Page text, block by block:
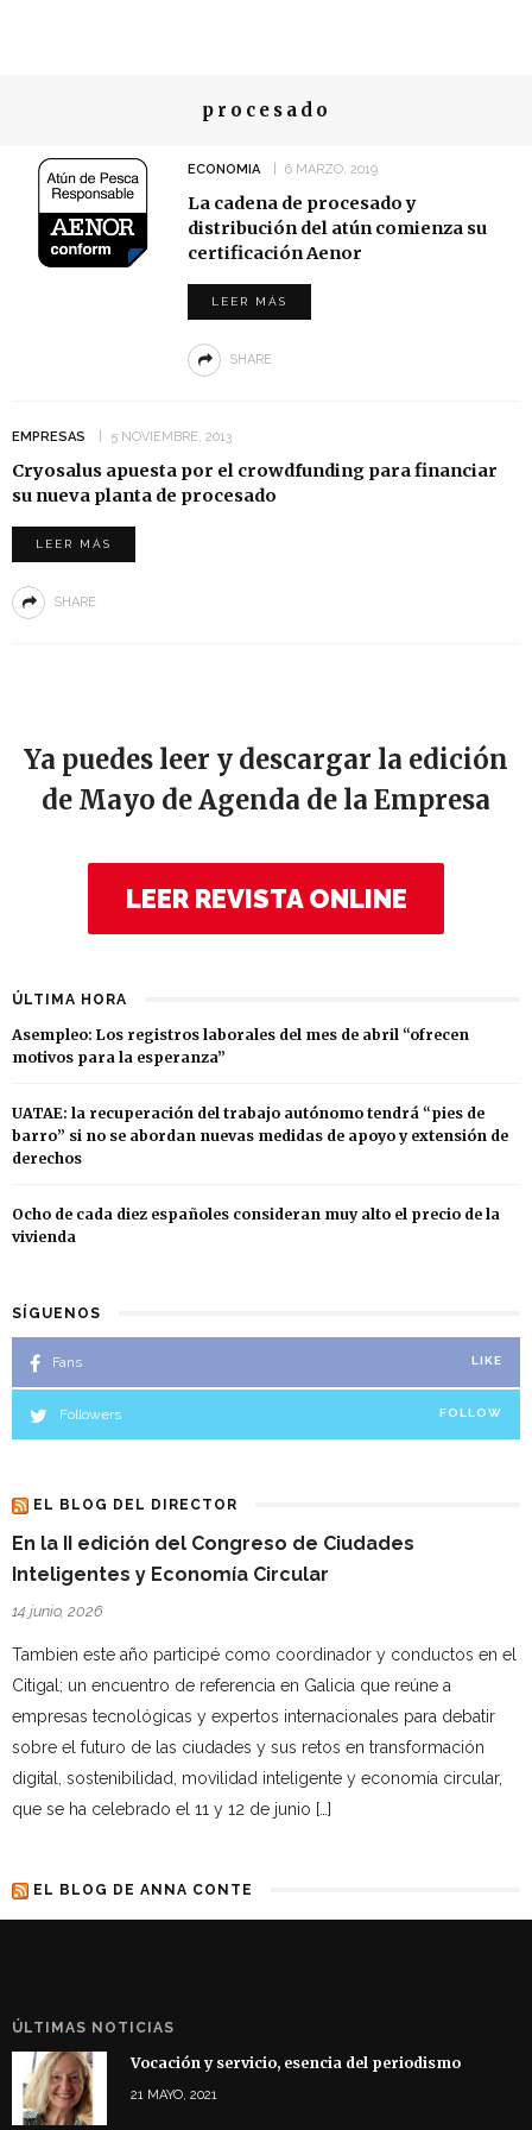
procesado
ECONOMIA 6 MARZO, 2019
La cadena de procesado y
distribución del atún comienza su
certificación Aenor
LEER MÁS
SHARE
EMPRESAS 5 NOVIEMBRE, 2013
Cryosalus apuesta por el crowdfunding para financiar
su nueva planta de procesado
LEER MÁS
SHARE
Ya puedes leer y descargar la edición
de Mayo de Agenda de la Empresa
LEER REVISTA ONLINE
ÚLTIMA HORA
Asempleo: Los registros laborales del mes de abril “ofrecen
motivos para la esperanza”
UATAE: la recuperación del trabajo autónomo tendrá “pies de
barro” si no se abordan nuevas medidas de apoyo y extensión de
derechos
Ocho de cada diez españoles consideran muy alto el precio de la
vivienda
SÍGUENOS
Fans LIKE
Followers FOLLOW
EL BLOG DEL DIRECTOR
En la II edición del Congreso de Ciudades
Inteligentes y Economía Circular
14 junio, 2026
Tambien este año participé como coordinador y conductos en el
Citigal; un encuentro de referencia en Galicia que reúne a
empresas tecnológicas y expertos internacionales para debatir
sobre el futuro de las ciudades y sus retos en transformación
digital, sostenibilidad, movilidad inteligente y economía circular,
que se ha celebrado el 11 y 12 de junio […]
EL BLOG DE ANNA CONTE
ÚLTIMAS NOTICIAS
Vocación y servicio, esencia del periodismo
21 MAYO, 2021